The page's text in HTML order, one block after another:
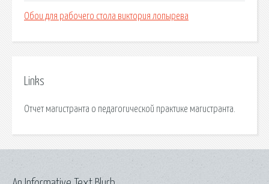
Обои для рабочего стола виктория лопырева
Links
Отчет магистранта о педагогической практике магистранта.